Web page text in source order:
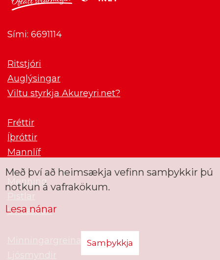
Sími: 6691114
Ritstjóri
Auglýsingar
Viltu styrkja Akureyri.net?
Fréttir
Íþróttir
Mannlíf
Menning
Pistlar
Umræðan
Minningargreinar
Ljósmyndir
Með því að heimsækja vefinn samþykkir þú
notkun á vafrakökum.
Lesa nánar
Samþykkja